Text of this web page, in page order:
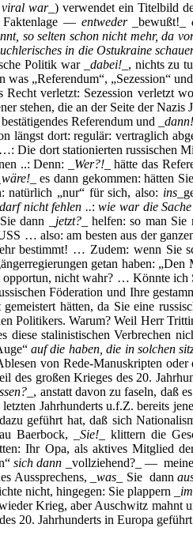
viral war_) verwendet ein Titelbild
Faktenlage — entweder_bewußt!_
so selten schon nicht mehr, da
in die Ostukraine
Politik war _ dabei!_, nichts zu
„Referendum“, „Sezession“
Recht verletzt: Sezession
stehen, die an der Seite der
Referendum und _dann!
längst dort: regulär: vertraglich
Die dort stationierten russischen
..: Denn: _ Wer?!_ hätte das
wäre!_ es dann gekommen: hätten
„nur“ für sich, also: ins
darf nicht fehlen ..:wie war die
dann _ jetzt?_ helfen: so man Sie
… also: am besten aus der
bestimmt! … Zudem: wenn Sie
getan haben:
nicht wahr? … Könnte ich
Föderation und Ihre
hätten, da Sie eine
Politikers. Warum? Weil Herr
diese stalinistischen Verbrechen
auf die haben, die in solchen
von Rede-Manuskripten
des großen Krieges des 20.
_, anstatt davon zu faseln, daß
Jahrhunderts u.f.Z. bereits
geführt hat, daß sich
Baerbock, _ Sie! _ klittern die
Ihr Opa, als aktives Mitglied
sich dann _vollziehend?_ —
Aussprechens, _was _ Sie dann
nicht, hingegen: Sie plappern _
Krieg, aber Auschwitz mahnt
20. Jahrhunderts in Europa